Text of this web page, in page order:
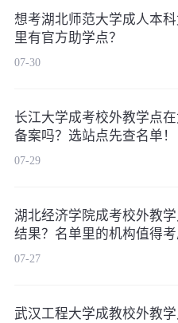
想考湖北师范大学成人本
里有官方助学点？
07-30
长江大学成考校外教学点
备案吗？选站点先查名单！
07-29
湖北经济学院成考校外教
结果？名单里的机构值得考
07-27
武汉工程大学成教校外教